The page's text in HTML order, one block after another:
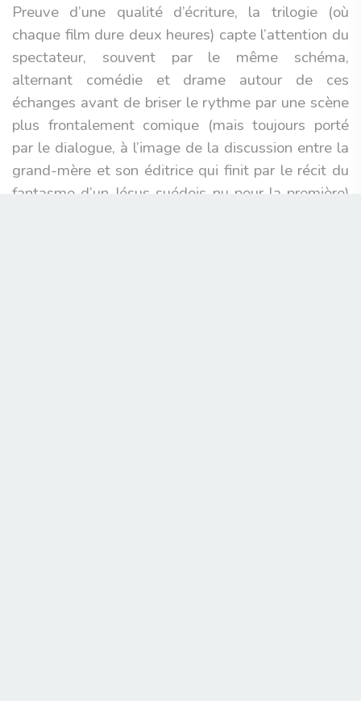
Preuve d’une qualité d’écriture, la trilogie (où
chaque film dure deux heures) capte l’attention du
spectateur, souvent par le même schéma,
alternant comédie et drame autour de ces
échanges avant de briser le rythme par une scène
plus frontalement comique (mais toujours porté
par le dialogue, à l’image de la discussion entre la
grand-mère et son éditrice qui finit par le récit du
fantasme d’un Jésus suédois nu pour la première)